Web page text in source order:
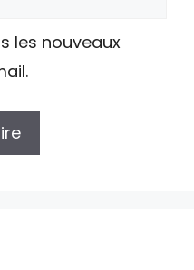
les nouveaux